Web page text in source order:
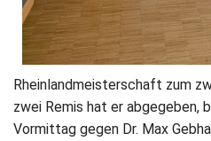
Rheinlandmeisterschaft zum
zwei Remis hat er abgegeben,
Vormittag gegen Dr. Max